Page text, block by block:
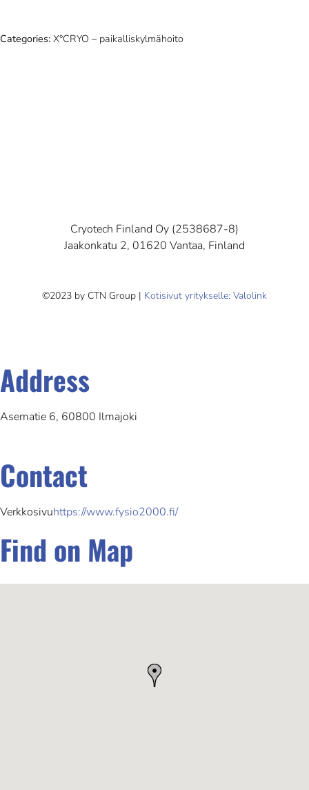
Categories: X°CRYO – paikalliskylmähoito
Cryotech Finland Oy (2538687-8)
Jaakonkatu 2, 01620 Vantaa, Finland
©2023 by CTN Group | Kotisivut yritykselle: Valolink
Address
Asematie 6, 60800 Ilmajoki
Contact
Verkkosivuhttps://www.fysio2000.fi/
Find on Map